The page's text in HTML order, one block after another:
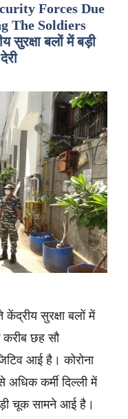
Forces Due
The Soldiers
सुरक्षा बलों में बड़ी
सुरक्षा बलों में
छह सौ
आई है। कोरोना
कर्मी दिल्ली में
चूक सामने आई है।